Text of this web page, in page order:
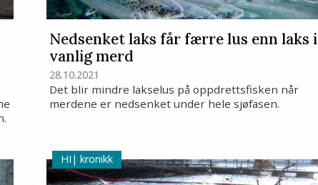
Nedsenket laks får færre lus enn laks i
vanlig merd
28.10.2021
Det blir mindre lakselus på oppdrettsfisken når
merdene er nedsenket under hele sjøfasen.
kronikk